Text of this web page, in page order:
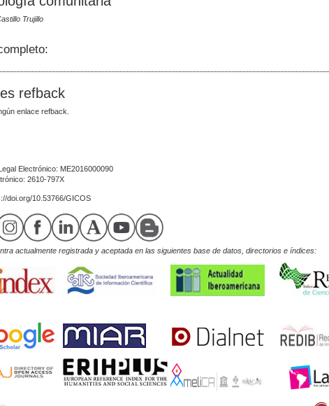
Trujillo
refback
enlace refback.
Electrónico: ME2016000090
2610-797X
doi.org/10.53766/GICOS
actualmente registrada y aceptada en las siguientes base de datos, directorios e índices: